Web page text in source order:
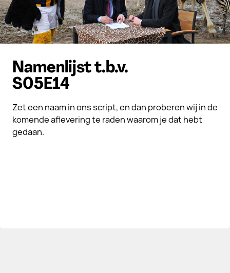
Namenlijst t.b.v.
S05E14
Zet een naam in ons script, en dan proberen wij in de
komende aflevering te raden waarom je dat hebt
gedaan.